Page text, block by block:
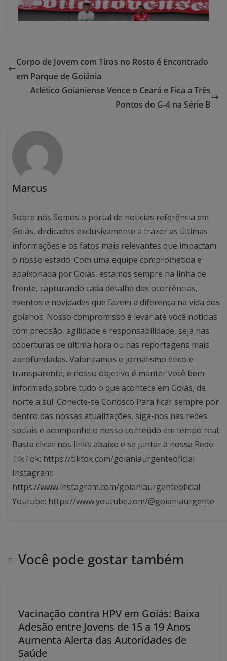
Corpo de Jovem com Tiros no Rosto é Encontrado
em Parque de Goiânia
Atlético Goianiense Vence o Ceará e Fica a Três
Pontos do G-4 na Série B
Marcus
Sobre nós Somos o portal de notícias referência em
Goiás, dedicados exclusivamente a trazer as últimas
informações e os fatos mais relevantes que impactam
o nosso estado. Com uma equipe comprometida e
apaixonada por Goiás, estamos sempre na linha de
frente, capturando cada detalhe das ocorrências,
eventos e novidades que fazem a diferença na vida dos
goianos. Nosso compromisso é levar até você notícias
com precisão, agilidade e responsabilidade, seja nas
coberturas de última hora ou nas reportagens mais
aprofundadas. Valorizamos o jornalismo ético e
transparente, e nosso objetivo é manter você bem
informado sobre tudo o que acontece em Goiás, de
norte a sul. Conecte-se Conosco Para ficar sempre por
dentro das nossas atualizações, siga-nos nas redes
sociais e acompanhe o nosso conteúdo em tempo real.
Basta clicar nos links abaixo e se juntar à nossa Rede:
TikTok: https://tiktok.com/goianiaurgenteoficial
Instagram:
https://www.instagram.com/goianiaurgenteoficial
Youtube: https://www.youtube.com/@goianiaurgente
Você pode gostar também
Vacinação contra HPV em Goiás: Baixa
Adesão entre Jovens de 15 a 19 Anos
Aumenta Alerta das Autoridades de
Saúde